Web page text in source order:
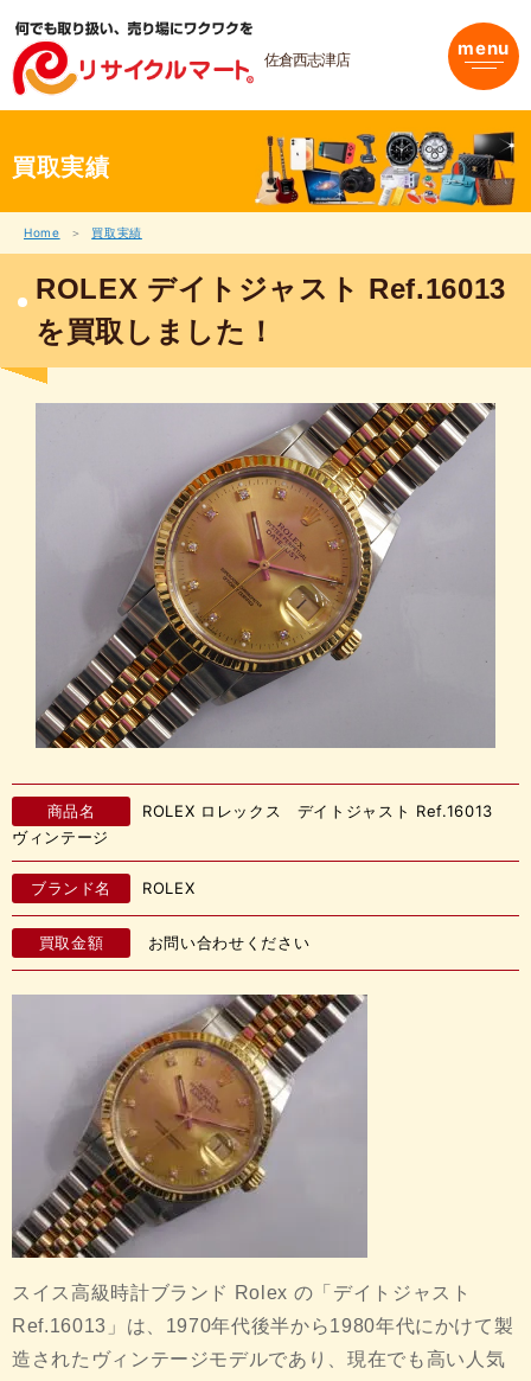
ス
佐倉西志津店 menu
買取実績
Home 買取実績
ROLEX デイトジャスト Ref.16013
を買取しました！
商品名
ROLEX ロレックス デイトジャスト Ref.16013
ヴィンテージ
ブランド名 ROLEX
買取金額 お問い合わせください
スイス高級時計ブランド Rolex の「デイトジャスト
Ref.16013」は、1970年代後半から1980年代にかけて製
造されたヴィンテージモデルであり、現在でも高い人気